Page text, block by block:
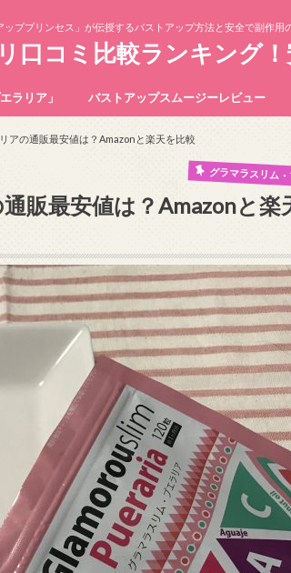
ッププリンセス」が伝授するバストアップ方法と安全で副作用
口コミ比較ランキング
ラリア」 バストアップスムージーレビュー
アの通販最安値は？Amazonと楽天を比較
グラマラスリム
販最安値は？Amazonと楽